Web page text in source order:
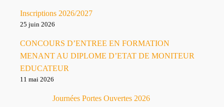
Inscriptions 2026/2027
25 juin 2026
CONCOURS D’ENTREE EN FORMATION
MENANT AU DIPLOME D’ETAT DE MONITEUR
EDUCATEUR
11 mai 2026
Journées Portes Ouvertes 2026